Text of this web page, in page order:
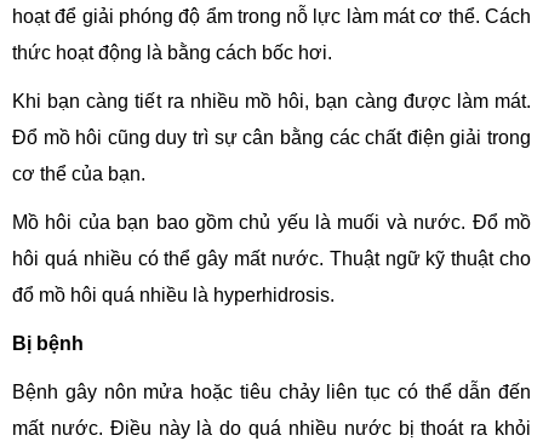
hoạt để giải phóng độ ẩm trong nỗ lực làm mát cơ thể. Cách
thức hoạt động là bằng cách bốc hơi.
Khi bạn càng tiết ra nhiều mồ hôi, bạn càng được làm mát.
Đổ mồ hôi cũng duy trì sự cân bằng các chất điện giải trong
cơ thể của bạn.
Mồ hôi của bạn bao gồm chủ yếu là muối và nước. Đổ mồ
hôi quá nhiều có thể gây mất nước. Thuật ngữ kỹ thuật cho
đổ mồ hôi quá nhiều là hyperhidrosis.
Bị bệnh
Bệnh gây nôn mửa hoặc tiêu chảy liên tục có thể dẫn đến
mất nước. Điều này là do quá nhiều nước bị thoát ra khỏi